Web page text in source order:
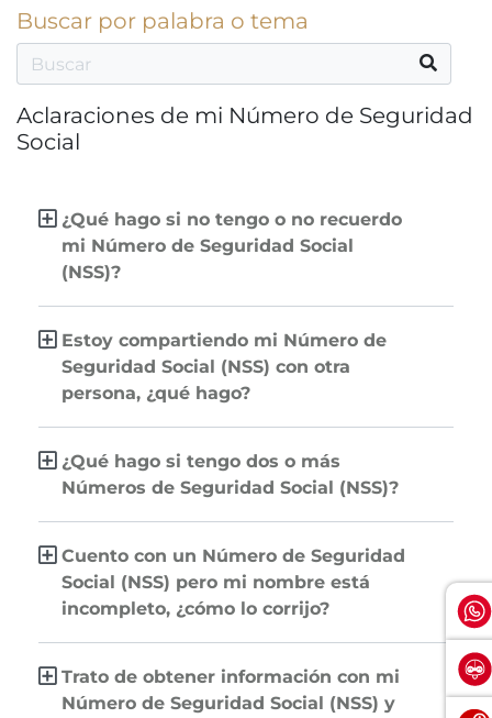
Buscar por palabra o tema
Aclaraciones de mi Número de Seguridad
Social
¿Qué hago si no tengo o no recuerdo
mi Número de Seguridad Social
(NSS)?
Estoy compartiendo mi Número de
Seguridad Social (NSS) con otra
persona, ¿qué hago?
¿Qué hago si tengo dos o más
Números de Seguridad Social (NSS)?
Cuento con un Número de Seguridad
Social (NSS) pero mi nombre está
incompleto, ¿cómo lo corrijo?
Trato de obtener información con mi
Número de Seguridad Social (NSS) y